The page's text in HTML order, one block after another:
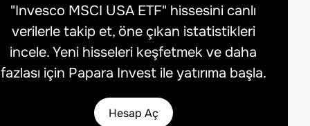
"Invesco MSCI USA ETF" hissesini canlı
verilerle takip et, öne çıkan istatistikleri
incele. Yeni hisseleri keşfetmek ve daha
fazlası için Papara Invest ile yatırıma başla.
Hesap Aç